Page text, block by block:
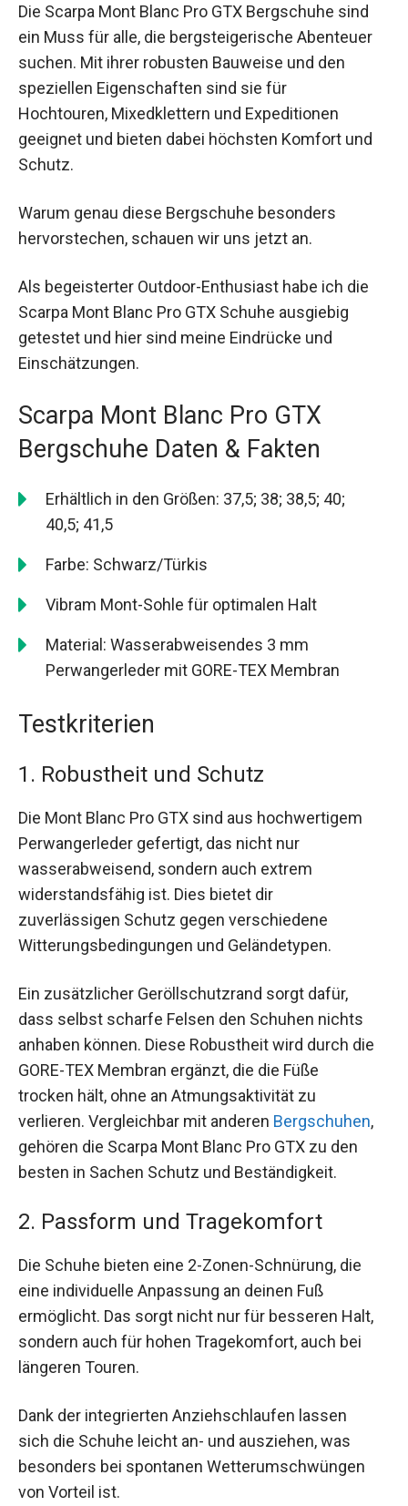
Die Scarpa Mont Blanc Pro GTX Bergschuhe sind
ein Muss für alle, die bergsteigerische Abenteuer
suchen. Mit ihrer robusten Bauweise und den
speziellen Eigenschaften sind sie für
Hochtouren, Mixedklettern und Expeditionen
geeignet und bieten dabei höchsten Komfort und
Schutz.
Warum genau diese Bergschuhe besonders
hervorstechen, schauen wir uns jetzt an.
Als begeisterter Outdoor-Enthusiast habe ich die
Scarpa Mont Blanc Pro GTX Schuhe ausgiebig
getestet und hier sind meine Eindrücke und
Einschätzungen.
Scarpa Mont Blanc Pro GTX
Bergschuhe Daten & Fakten
Erhältlich in den Größen: 37,5; 38; 38,5; 40;
40,5; 41,5
Farbe: Schwarz/Türkis
Vibram Mont-Sohle für optimalen Halt
Material: Wasserabweisendes 3 mm
Perwangerleder mit GORE-TEX Membran
Testkriterien
1. Robustheit und Schutz
Die Mont Blanc Pro GTX sind aus hochwertigem
Perwangerleder gefertigt, das nicht nur
wasserabweisend, sondern auch extrem
widerstandsfähig ist. Dies bietet dir
zuverlässigen Schutz gegen verschiedene
Witterungsbedingungen und Geländetypen.
Ein zusätzlicher Geröllschutzrand sorgt dafür,
dass selbst scharfe Felsen den Schuhen nichts
anhaben können. Diese Robustheit wird durch die
GORE-TEX Membran ergänzt, die die Füße
trocken hält, ohne an Atmungsaktivität zu
verlieren. Vergleichbar mit anderen Bergschuhen,
gehören die Scarpa Mont Blanc Pro GTX zu den
besten in Sachen Schutz und Beständigkeit.
2. Passform und Tragekomfort
Die Schuhe bieten eine 2-Zonen-Schnürung, die
eine individuelle Anpassung an deinen Fuß
ermöglicht. Das sorgt nicht nur für besseren Halt,
sondern auch für hohen Tragekomfort, auch bei
längeren Touren.
Dank der integrierten Anziehschlaufen lassen
sich die Schuhe leicht an- und ausziehen, was
besonders bei spontanen Wetterumschwüngen
von Vorteil ist.